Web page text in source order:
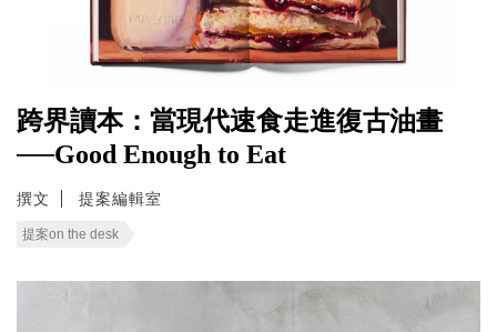
跨界讀本：當現代速食走進復古油畫
──Good Enough to Eat
撰文 提案編輯室
提案on the desk